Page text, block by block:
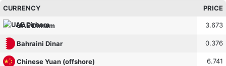
CURRENCY PRICE
UAE Dirham 3.673
Bahraini Dinar 0.376
Chinese Yuan (offshore) 6.741